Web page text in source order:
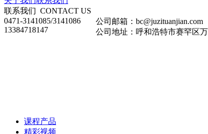
联系我们 CONTACT US
0471-3141085/3141086
13384718147
公司邮箱：bc@juzituanjian.com
公司地址：呼和浩特市赛罕区
课程产品
精彩视频